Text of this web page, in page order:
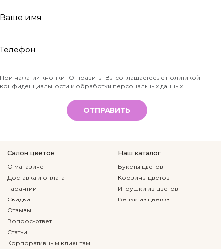
Ваше
Телефон
*
При нажатии кнопки "Отправить" Вы соглашаетесь с политикой
конфиденциальности и обработки персональных данных
ОТПРАВИТЬ
Салон цветов
О магазине
Доставка и оплата
Гарантии
Скидки
Отзывы
Вопрос-ответ
Статьи
Корпоративным клиентам
Наш каталог
Букеты цветов
Корзины цветов
Игрушки из цветов
Венки из цветов